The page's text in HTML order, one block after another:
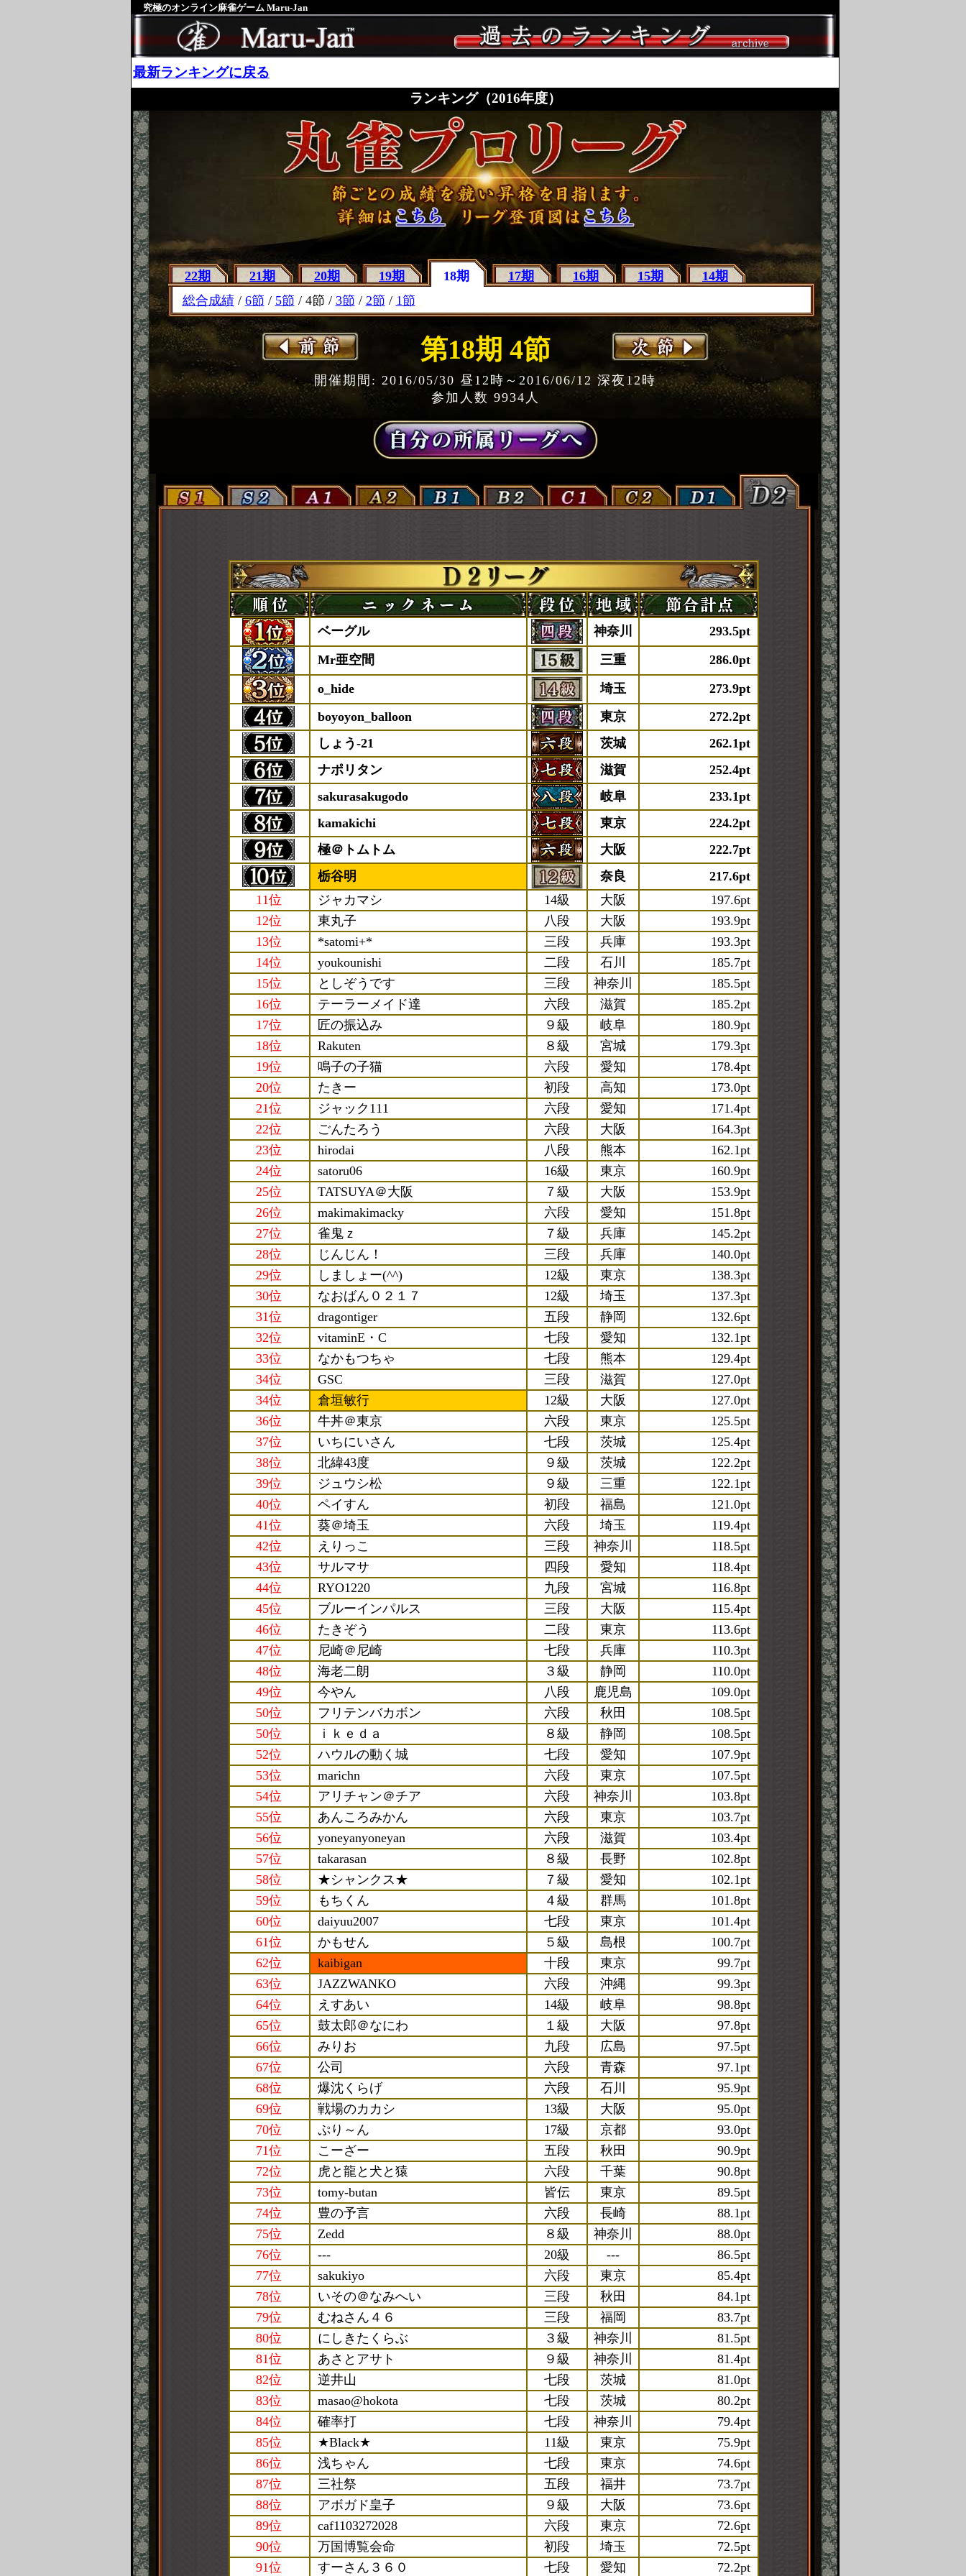
究極のオンライン麻雀ゲーム Maru-Jan
最新ランキングに戻る
ランキング（2016年度）
22期 21期 20期 19期 18期 17期 16期 15期
14期
総合成績/ 6節 / 5節 / 4節 / 3節 / 2節 / 1節
第18期 4節
開催期間: 2016/05/30 昼12時～2016/06/12 深夜12時
参加人数 9934人
ベーグル 神奈川
293.5pt
Mr亜空間
三重
286.0pt
o_hide
埼玉
273.9pt
boyoyon_balloon
東京
272.2pt
しょう-21
茨城
262.1pt
ナポリタン
滋賀
252.4pt
sakurasakugodo
岐阜
233.1pt
kamakichi
東京
224.2pt
極＠トムトム
大阪
222.7pt
栃谷明
奈良
217.6pt
11位
ジャカマシ 14級 大阪
197.6pt
12位
東丸子 八段 大阪
193.9pt
13位
*satomi+* 三段 兵庫
193.3pt
14位
youkounishi 二段 石川
185.7pt
15位
としぞうです 三段 神奈川
185.5pt
16位
テーラーメイド達 六段 滋賀
185.2pt
17位
匠の振込み ９級 岐阜
180.9pt
18位
Rakuten ８級 宮城
179.3pt
19位
鳴子の子猫 六段 愛知
178.4pt
20位
たきー 初段 高知
173.0pt
21位
ジャック111 六段 愛知
171.4pt
22位
ごんたろう 六段 大阪
164.3pt
23位
hirodai 八段 熊本
162.1pt
24位
satoru06 16級 東京
160.9pt
25位
TATSUYA＠大阪 ７級 大阪
153.9pt
26位
makimakimacky 六段 愛知
151.8pt
27位
雀鬼ｚ ７級 兵庫
145.2pt
28位
じんじん！ 三段 兵庫
140.0pt
29位
しましょー(^^) 12級 東京
138.3pt
30位
なおばん０２１７ 12級 埼玉
137.3pt
31位
dragontiger 五段 静岡
132.6pt
32位
vitaminE・C 七段 愛知
132.1pt
33位
なかもつちゃ 七段 熊本
129.4pt
34位
GSC 三段 滋賀
127.0pt
34位
倉垣敏行 12級 大阪
127.0pt
36位
牛丼＠東京 六段 東京
125.5pt
37位
いちにいさん 七段 茨城
125.4pt
38位
北緯43度 ９級 茨城
122.2pt
39位
ジュウシ松 ９級 三重
122.1pt
40位
ペイすん 初段 福島
121.0pt
41位
葵＠埼玉 六段 埼玉
119.4pt
42位
えりっこ 三段 神奈川
118.5pt
43位
サルマサ 四段 愛知
118.4pt
44位
RYO1220 九段 宮城
116.8pt
45位
ブルーインパルス 三段 大阪
115.4pt
46位
たきぞう 二段 東京
113.6pt
47位
尼崎＠尼崎 七段 兵庫
110.3pt
48位
海老二朗 ３級 静岡
110.0pt
49位
今やん 八段 鹿児島
109.0pt
50位
フリテンバカボン 六段 秋田
108.5pt
50位
ｉｋｅｄａ ８級 静岡
108.5pt
52位
ハウルの動く城 七段 愛知
107.9pt
53位
marichn 六段 東京
107.5pt
54位
アリチャン＠チア 六段 神奈川
103.8pt
55位
あんころみかん 六段 東京
103.7pt
56位
yoneyanyoneyan 六段 滋賀
103.4pt
57位
takarasan ８級 長野
102.8pt
58位
★シャンクス★ ７級 愛知
102.1pt
59位
もちくん ４級 群馬
101.8pt
60位
daiyuu2007 七段 東京
101.4pt
61位
かもせん ５級 島根
100.7pt
62位
kaibigan 十段 東京
99.7pt
63位
JAZZWANKO 六段 沖縄
99.3pt
64位
えすあい 14級 岐阜
98.8pt
65位
鼓太郎＠なにわ １級 大阪
97.8pt
66位
みりお 九段 広島
97.5pt
67位
公司 六段 青森
97.1pt
68位
爆沈くらげ 六段 石川
95.9pt
69位
戦場のカカシ 13級 大阪
95.0pt
70位
ぷり～ん 17級 京都
93.0pt
71位
こーざー 五段 秋田
90.9pt
72位
虎と龍と犬と猿 六段 千葉
90.8pt
73位
tomy-butan 皆伝 東京
89.5pt
74位
豊の予言 六段 長崎
88.1pt
75位
Zedd ８級 神奈川
88.0pt
76位
--- 20級 ---
86.5pt
77位
sakukiyo 六段 東京
85.4pt
78位
いその＠なみへい 三段 秋田
84.1pt
79位
むねさん４６ 三段 福岡
83.7pt
80位
にしきたくらぶ ３級 神奈川
81.5pt
81位
あさとアサト ９級 神奈川
81.4pt
82位
逆井山 七段 茨城
81.0pt
83位
masao@hokota 七段 茨城
80.2pt
84位
確率打 七段 神奈川
79.4pt
85位
★Black★ 11級 東京
75.9pt
86位
浅ちゃん 七段 東京
74.6pt
87位
三社祭 五段 福井
73.7pt
88位
アボガド皇子 ９級 大阪
73.6pt
89位
caf1103272028 六段 東京
72.6pt
90位
万国博覧会命 初段 埼玉
72.5pt
91位
すーさん３６０ 七段 愛知 72.2pt